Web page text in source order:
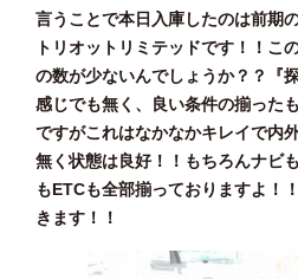
言うことで本日入庫したのは前期
トリオットリミテッドです！！こ
の数が少ないんでしょうか？？『
感じでも無く、良い条件の揃った
ですがこれはなかなかキレイで内
無く状態は良好！！もちろんナビ
もETCも全部揃っておりますよ！
きます！！